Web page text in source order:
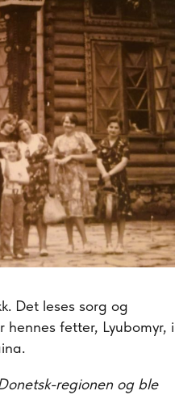
Det leses sorg og
fetter, Lyubomyr, i
regionen og ble